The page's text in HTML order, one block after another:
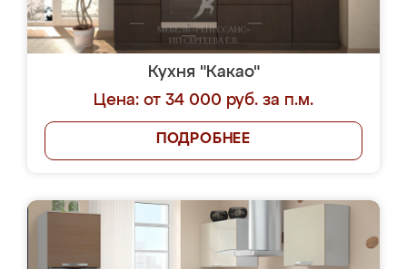
Кухня "Какао"
Цена: от 34 000 руб. за п.м.
ПОДРОБНЕЕ